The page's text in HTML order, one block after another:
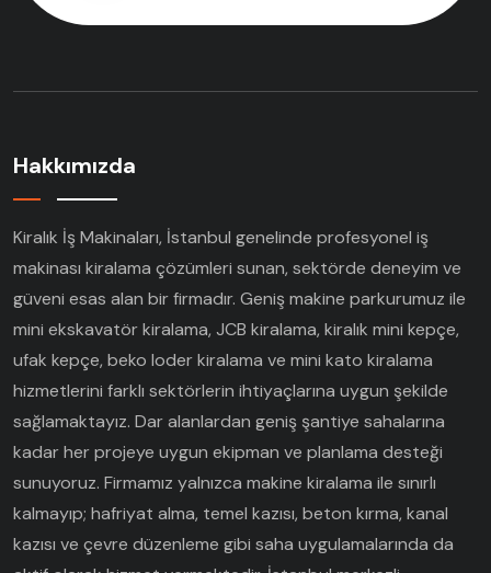
Hakkımızda
Kiralık İş Makinaları, İstanbul genelinde profesyonel iş
makinası kiralama çözümleri sunan, sektörde deneyim ve
güveni esas alan bir firmadır. Geniş makine parkurumuz ile
mini ekskavatör kiralama, JCB kiralama, kiralık mini kepçe,
ufak kepçe, beko loder kiralama ve mini kato kiralama
hizmetlerini farklı sektörlerin ihtiyaçlarına uygun şekilde
sağlamaktayız. Dar alanlardan geniş şantiye sahalarına
kadar her projeye uygun ekipman ve planlama desteği
sunuyoruz. Firmamız yalnızca makine kiralama ile sınırlı
kalmayıp; hafriyat alma, temel kazısı, beton kırma, kanal
kazısı ve çevre düzenleme gibi saha uygulamalarında da